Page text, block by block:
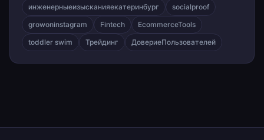
инженерныеизысканияекатеринбург
socialproof
growoninstagram
Fintech
EcommerceTools
toddler swim
Трейдинг ДовериеПользователей